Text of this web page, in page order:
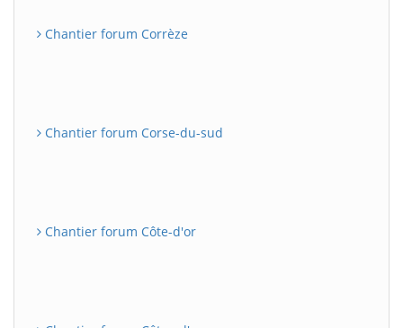
Chantier forum Corrèze
Chantier forum Corse-du-sud
Chantier forum Côte-d'or